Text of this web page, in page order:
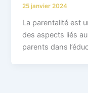
25 janvier 2024
La parentalité est
des aspects liés
parents dans